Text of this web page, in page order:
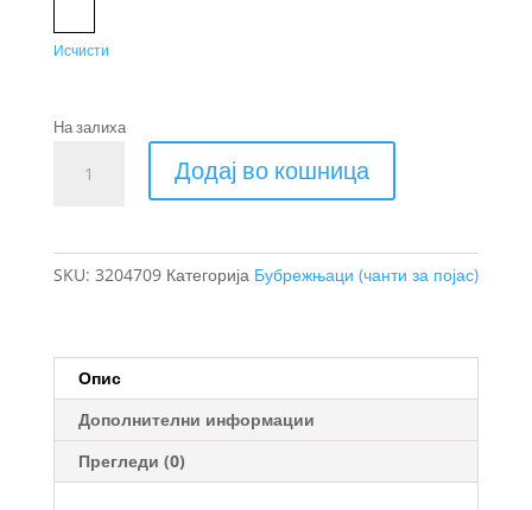
Исчисти
На залиха
Додај во кошница
SKU: 3204709 Категорија Бубрежњаци (чанти за појас)
Опис
Дополнителни информации
Прегледи (0)